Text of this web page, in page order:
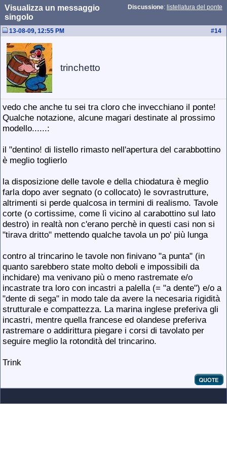
Discussione: listellatura del ponte
Visualizza un messaggio
singolo
#14
13-08-09, 12:55 PM
trinchetto
vedo che anche tu sei tra cloro che invecchiano il ponte!
Qualche notazione, alcune magari destinate al prossimo
modello......:
il "dentino! di listello rimasto nell'apertura del carabbottino
è meglio toglierlo
la disposizione delle tavole e della chiodatura è meglio
farla dopo aver segnato (o collocato) le sovrastrutture,
altrimenti si perde qualcosa in termini di realismo. Tavole
corte (o cortissime, come lì vicino al carabottino sul lato
destro) in realtà non c'erano perchè in questi casi non si
"tirava dritto" mettendo qualche tavola un po' più lunga
contro al trincarino le tavole non finivano "a punta" (in
quanto sarebbero state molto deboli e impossibili da
inchidare) ma venivano più o meno rastremate e/o
incastrate tra loro con incastri a palella (= "a dente") e/o a
"dente di sega" in modo tale da avere la necesaria rigidità
strutturale e compattezza. La marina inglese preferiva gli
incastri, mentre quella francese ed olandese preferiva
rastremare o addirittura piegare i corsi di tavolato per
seguire meglio la rotondità del trincarino.
Trink